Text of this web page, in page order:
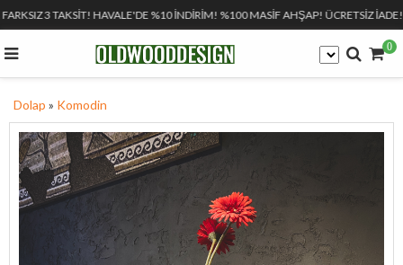
3 TAKSİT! HAVALE'DE %10 İNDİRİM! %100 MASİF AHŞAP! ÜCRETSİZ
0
Dolap » Komodin